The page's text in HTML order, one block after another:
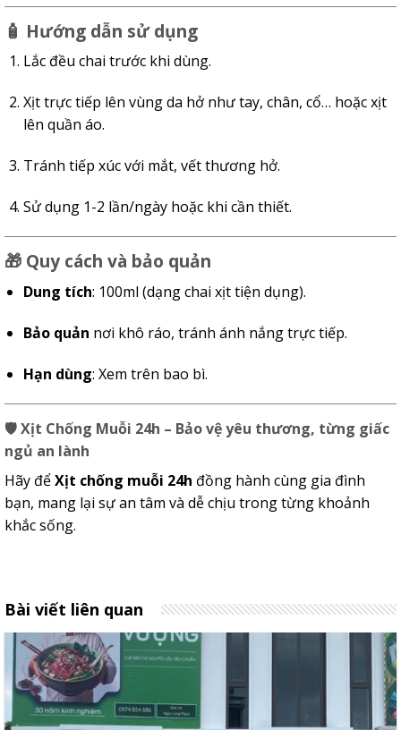
🧴 Hướng dẫn sử dụng
Lắc đều chai trước khi dùng.
Xịt trực tiếp lên vùng da hở như tay, chân, cổ… hoặc xịt
lên quần áo.
Tránh tiếp xúc với mắt, vết thương hở.
Sử dụng 1-2 lần/ngày hoặc khi cần thiết.
🎁 Quy cách và bảo quản
Dung tích: 100ml (dạng chai xịt tiện dụng).
Bảo quản nơi khô ráo, tránh ánh nắng trực tiếp.
Hạn dùng: Xem trên bao bì.
🛡️Xịt Chống Muỗi 24h – Bảo vệ yêu thương, từng giấc
ngủ an lành
Hãy đểXịt chống muỗi 24h đồng hành cùng gia đình
bạn, mang lại sự an tâm và dễ chịu trong từng khoảnh
khắc sống.
Bài viết liên quan